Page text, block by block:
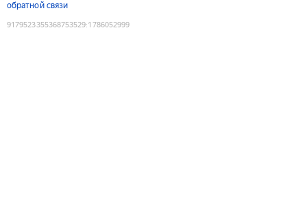
обратной связи
9179523355368753529:1786052999